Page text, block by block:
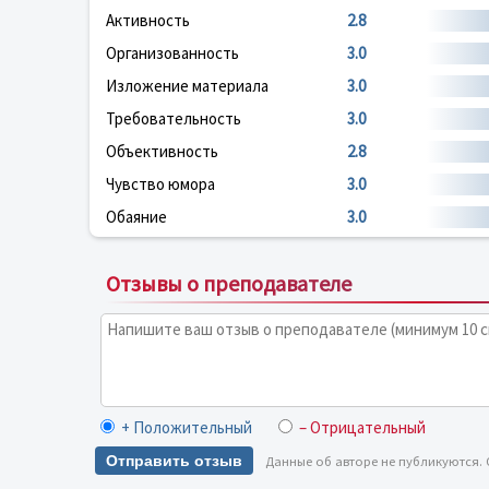
Активность
2.8
Организованность
3.0
Изложение материала
3.0
Требовательность
3.0
Объективность
2.8
Чувство юмора
3.0
Обаяние
3.0
Отзывы о преподавателе
+ Положительный – Отрицательный
Отправить отзыв Данные об авторе не